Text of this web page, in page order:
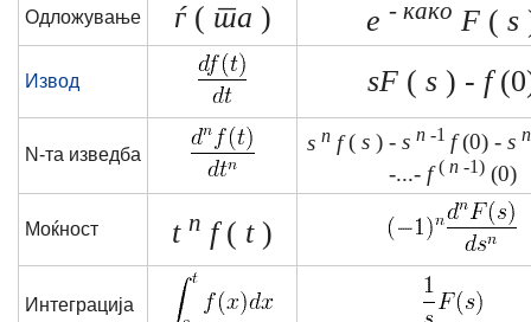
Одложување ѓ( та ) e - како F ( s
Извод sF ( s ) - f
N-та изведба
s n f( s ) - s n -1 f(0) - s n
-...- f( n-1)(0)
Моќност t n f( t)
Интеграција